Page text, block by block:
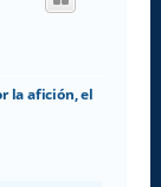
la afición, el